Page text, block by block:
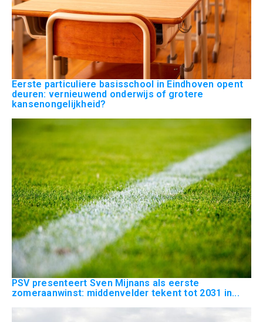
Eerste particuliere basisschool in Eindhoven opent
deuren: vernieuwend onderwijs of grotere
kansenongelijkheid?
PSV presenteert Sven Mijnans als eerste
zomeraanwinst: middenvelder tekent tot 2031 in...